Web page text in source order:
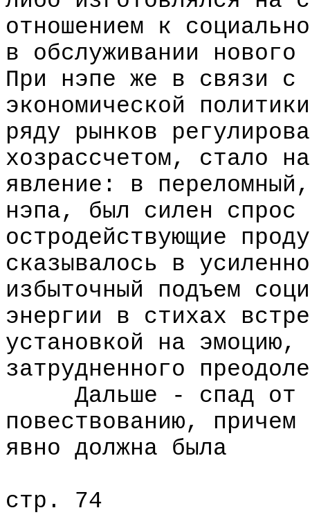
отношением к
в обслуживании
При нэпе же в связи с
экономической
ряду рынков
хозрассчетом, стало
явление: в
нэпа, был силен спрос
остродействующие
сказывалось в
избыточный подъем
энергии в стихах
установкой на
затрудненного
Дальше - спад от
повествованию, причем
явно должна была
стр. 74